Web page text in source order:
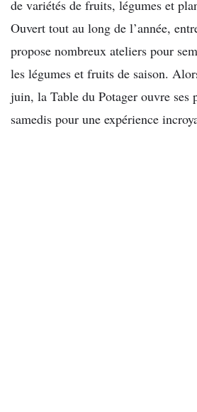
de variétés de fruits, légumes et
Ouvert tout au long de l’année,
propose nombreux ateliers pour
les légumes et fruits de saison.
juin, la Table du Potager ouvre ses
samedis pour une expérience